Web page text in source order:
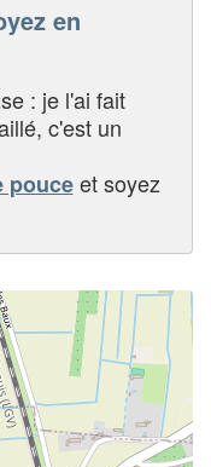
en
: je l'ai fait
c'est un
pouceet soyez
✕